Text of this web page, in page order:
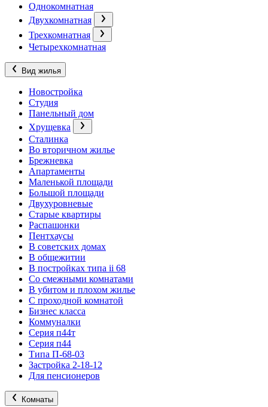
Однокомнатная
Двухкомнатная
Трехкомнатная
Четырехкомнатная
Вид жилья
Новостройка
Студия
Панельный дом
Хрущевка
Сталинка
Во вторичном жилье
Брежневка
Апартаменты
Маленькой площади
Большой площади
Двухуровневые
Старые квартиры
Распашонки
Пентхаусы
В советских домах
В общежитии
В постройках типа ii 68
Со смежными комнатами
В убитом и плохом жилье
С проходной комнатой
Бизнес класса
Коммуналки
Серия п44т
Серия п44
Типа П-68-03
Застройка 2-18-12
Для пенсионеров
Комнаты